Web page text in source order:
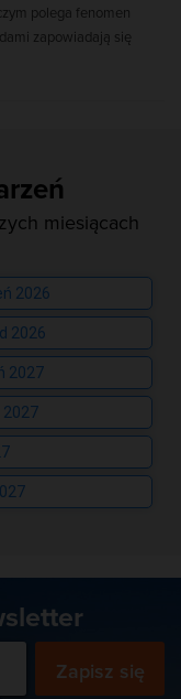
polega fenomen
zapowiadają się
miesiącach
2026
2026
2027
2027
Zapisz się